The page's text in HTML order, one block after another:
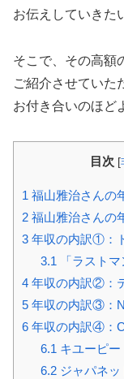
お伝えしていきた
そこで、その高額
ご紹介させていた
お付き合いのほど
目次 [
1 福山雅治さんの
2 福山雅治さんの
3 年収の内訳①：
3.1 「ラストマ
4 年収の内訳②：
5 年収の内訳③：
6 年収の内訳④：
6.1 キユーピー
6.2ジャパネッ